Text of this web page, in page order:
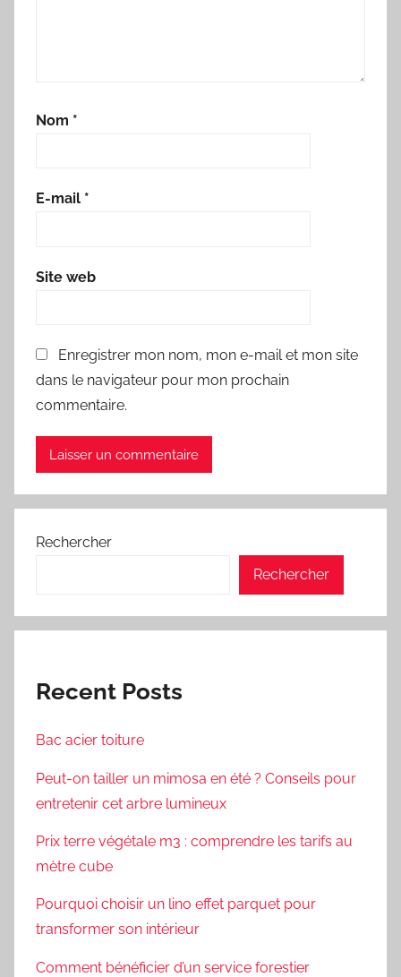
Nom *
E-mail *
Site web
Enregistrer mon nom, mon e-mail et mon site
dans le navigateur pour mon prochain
commentaire.
Rechercher
Rechercher
Recent Posts
Bac acier toiture
Peut-on tailler un mimosa en été ? Conseils pour
entretenir cet arbre lumineux
Prix terre végétale m3 : comprendre les tarifs au
mètre cube
Pourquoi choisir un lino effet parquet pour
transformer son intérieur
Comment bénéficier d’un service forestier